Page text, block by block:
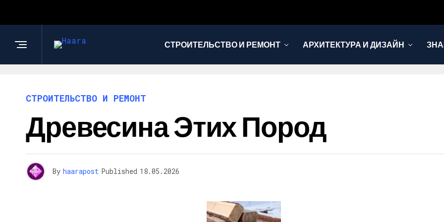
СТРОИТЕЛЬСТВО И РЕМОНТ АРХИТЕКТУРА И ДИЗАЙН
СТРОИТЕЛЬСТВО И РЕМОНТ
Древесина Этих Пород
By haarapost Published 18.05.2026